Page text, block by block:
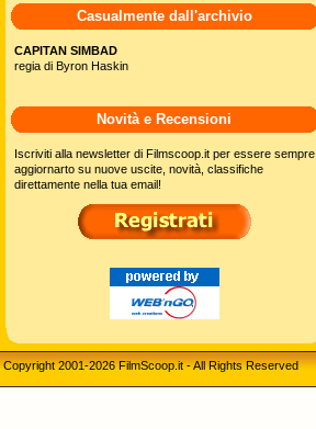
Casualmente dall'archivio
CAPITAN SIMBAD
regia di Byron Haskin
Novità e Recensioni
Iscriviti alla newsletter di Filmscoop.it per essere sempre
aggiornarto su nuove uscite, novità, classifiche
direttamente nella tua email!
Copyright 2001-2026 FilmScoop.it - All Rights Reserved